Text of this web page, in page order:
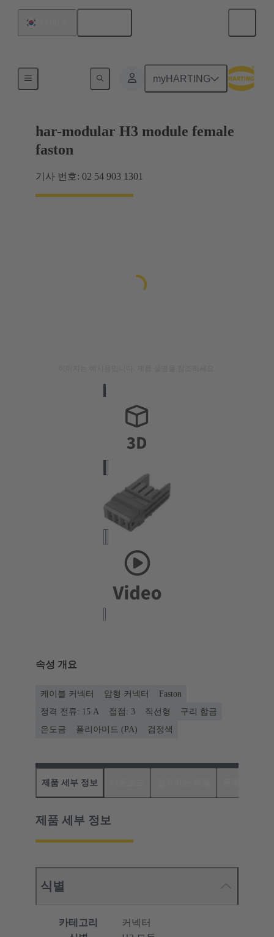
myHARTING
har-modular H3 module female
faston
기사 번호: 02 54 903 1301
속성 개요
케이블 커넥터 암형 커넥터
Faston
정격 전류: ‌15 A
접점: 3 직선형
구리 합금
은도금
폴리아미드 (PA) 검정색
제품 세부 정보
제품 세부 정보
식별
카테고리
커넥터